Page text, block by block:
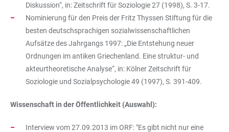
Diskussion“, in: Zeitschrift für Soziologie 27 (1998), S. 3-17.
Nominierung für den Preis der Fritz Thyssen Stiftung für die
besten deutschsprachigen sozialwissenschaftlichen
Aufsätze des Jahrgangs 1997: „Die Entstehung neuer
Ordnungen im antiken Griechenland. Eine struktur- und
akteurtheoretische Analyse“, in: Kölner Zeitschrift für
Soziologie und Sozialpsychologie 49 (1997), S. 391-409.
Wissenschaft in der Öffentlichkeit (Auswahl):
Interview vom 27.09.2013 im ORF: "Es gibt nicht nur eine